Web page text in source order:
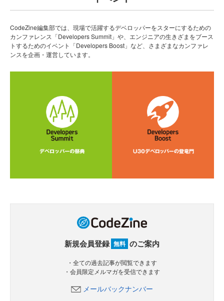
CodeZine編集部では、現場で活躍するデベロッパーをスターにするための
カンファレンス「Developers Summit」や、エンジニアの生きざまをブース
トするためのイベント「Developers Boost」など、さまざまなカンファレ
ンスを企画・運営しています。
新規会員登録 無料 のご案内
・全ての過去記事が閲覧できます
・会員限定メルマガを受信できます
メールバックナンバー